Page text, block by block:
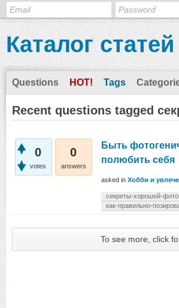
Каталог статей
Questions HOT! Tags
Recent questions tagged
0
votes
0
answers
Быть
полюбить себя
asked in Хобби и
секреты-хорошей-
как-правильно-
To see more, click